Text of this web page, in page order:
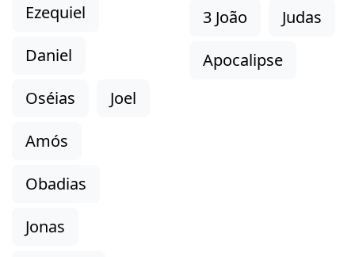
Ezequiel
Daniel
Oséias
Joel
Amós
Obadias
Jonas
3 João
Judas
Apocalipse